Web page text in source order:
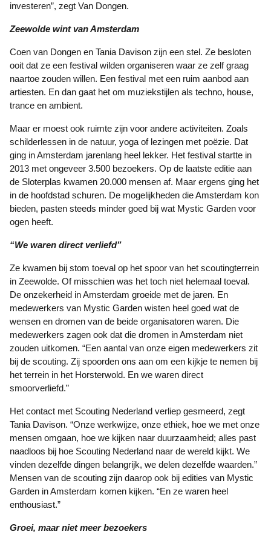
investeren”, zegt Van Dongen.
Zeewolde wint van Amsterdam
Coen van Dongen en Tania Davison zijn een stel. Ze besloten
ooit dat ze een festival wilden organiseren waar ze zelf graag
naartoe zouden willen. Een festival met een ruim aanbod aan
artiesten. En dan gaat het om muziekstijlen als techno, house,
trance en ambient.
Maar er moest ook ruimte zijn voor andere activiteiten. Zoals
schilderlessen in de natuur, yoga of lezingen met poëzie. Dat
ging in Amsterdam jarenlang heel lekker. Het festival startte in
2013 met ongeveer 3.500 bezoekers. Op de laatste editie aan
de Sloterplas kwamen 20.000 mensen af. Maar ergens ging het
in de hoofdstad schuren. De mogelijkheden die Amsterdam kon
bieden, pasten steeds minder goed bij wat Mystic Garden voor
ogen heeft.
“We waren direct verliefd”
Ze kwamen bij stom toeval op het spoor van het scoutingterrein
in Zeewolde. Of misschien was het toch niet helemaal toeval.
De onzekerheid in Amsterdam groeide met de jaren. En
medewerkers van Mystic Garden wisten heel goed wat de
wensen en dromen van de beide organisatoren waren. Die
medewerkers zagen ook dat die dromen in Amsterdam niet
zouden uitkomen. “Een aantal van onze eigen medewerkers zit
bij de scouting. Zij spoorden ons aan om een kijkje te nemen bij
het terrein in het Horsterwold. En we waren direct
smoorverliefd.”
Het contact met Scouting Nederland verliep gesmeerd, zegt
Tania Davison. “Onze werkwijze, onze ethiek, hoe we met onze
mensen omgaan, hoe we kijken naar duurzaamheid; alles past
naadloos bij hoe Scouting Nederland naar de wereld kijkt. We
vinden dezelfde dingen belangrijk, we delen dezelfde waarden.”
Mensen van de scouting zijn daarop ook bij edities van Mystic
Garden in Amsterdam komen kijken. “En ze waren heel
enthousiast.”
Groei, maar niet meer bezoekers